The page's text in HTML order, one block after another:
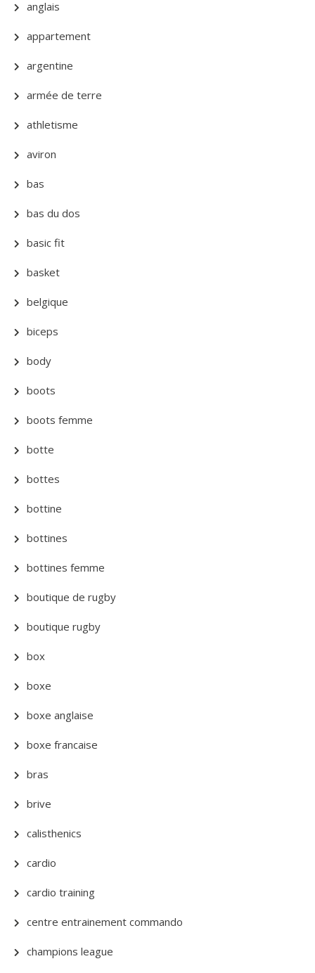
anglais
appartement
argentine
armée de terre
athletisme
aviron
bas
bas du dos
basic fit
basket
belgique
biceps
body
boots
boots femme
botte
bottes
bottine
bottines
bottines femme
boutique de rugby
boutique rugby
box
boxe
boxe anglaise
boxe francaise
bras
brive
calisthenics
cardio
cardio training
centre entrainement commando
champions league